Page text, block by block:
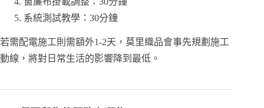
系統測試教學：30分鐘
若需配電施工則需額外1-2天，莫里織品會事先規劃施工
動線，將對日常生活的影響降到最低。